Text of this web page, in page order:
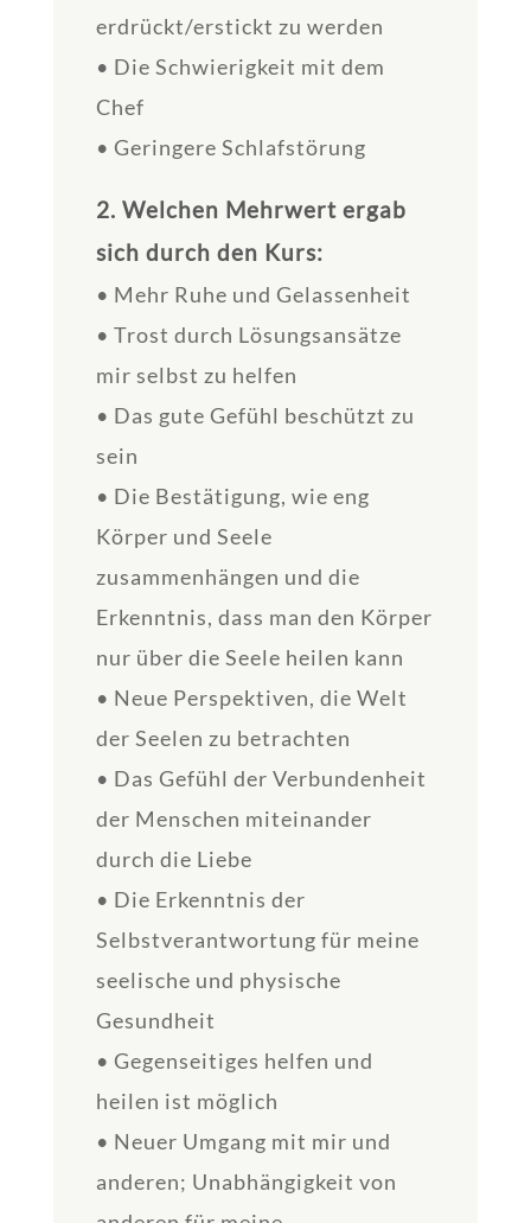
erdrückt/erstickt zu werden
• Die Schwierigkeit mit dem
Chef
• Geringere Schlafstörung
2. Welchen Mehrwert ergab
sich durch den Kurs:
• Mehr Ruhe und Gelassenheit
• Trost durch Lösungsansätze
mir selbst zu helfen
• Das gute Gefühl beschützt zu
sein
• Die Bestätigung, wie eng
Körper und Seele
zusammenhängen und die
Erkenntnis, dass man den Körper
nur über die Seele heilen kann
• Neue Perspektiven, die Welt
der Seelen zu betrachten
• Das Gefühl der Verbundenheit
der Menschen miteinander
durch die Liebe
• Die Erkenntnis der
Selbstverantwortung für meine
seelische und physische
Gesundheit
• Gegenseitiges helfen und
heilen ist möglich
• Neuer Umgang mit mir und
anderen; Unabhängigkeit von